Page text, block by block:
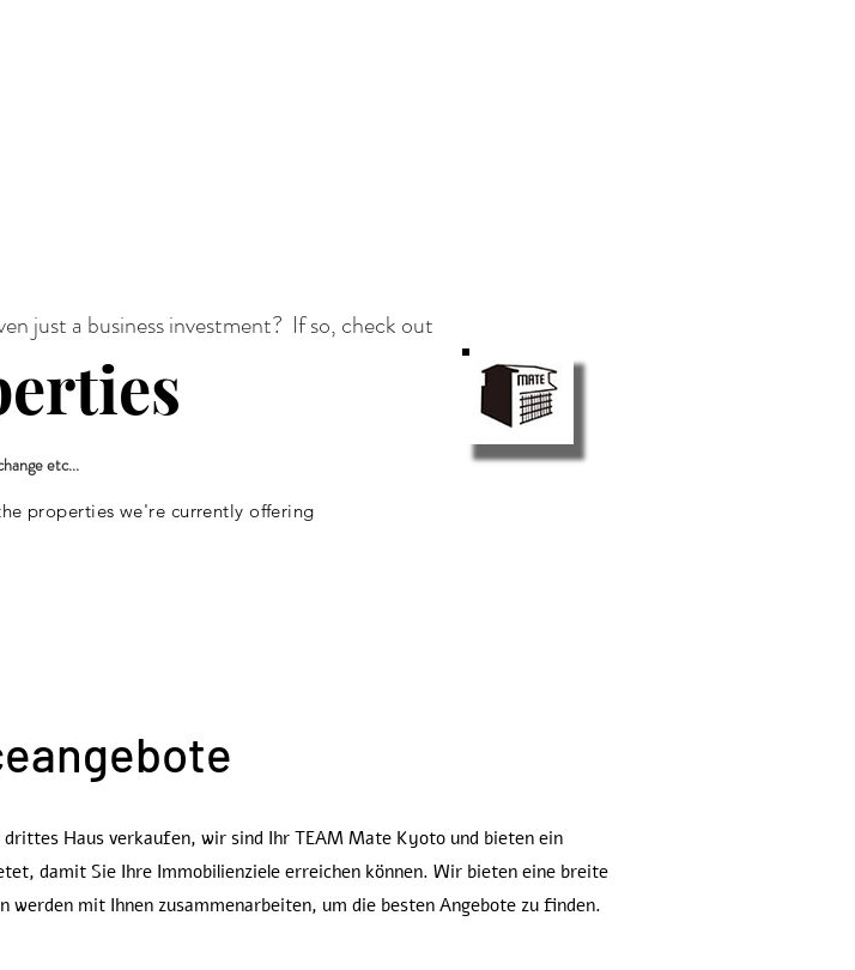
just a business investment? If so, check out
etc...
properties we're currently offering
Haus verkaufen, wir sind Ihr TEAM Mate Kyoto und bieten ein
damit Sie Ihre Immobilienziele erreichen können. Wir bieten eine breite
werden mit Ihnen zusammenarbeiten, um die besten Angebote zu finden.